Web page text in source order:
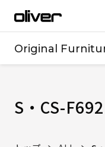
Original
S・CS-